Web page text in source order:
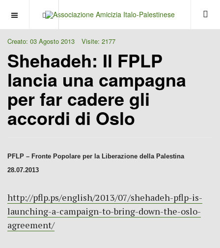
OFF CANVAS
Creato: 03 Agosto 2013 Visite: 2177
Shehadeh: Il FPLP
lancia una campagna
per far cadere gli
accordi di Oslo
PFLP – Fronte Popolare per la Liberazione della Palestina
28.07.2013
http://pflp.ps/english/2013/07/shehadeh-pflp-is-
launching-a-campaign-to-bring-down-the-oslo-
agreement/